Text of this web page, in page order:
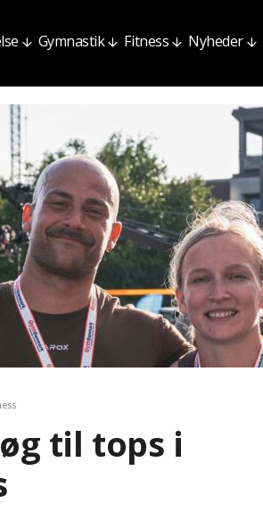
Gymnastik Fitness Nyheder
til tops i